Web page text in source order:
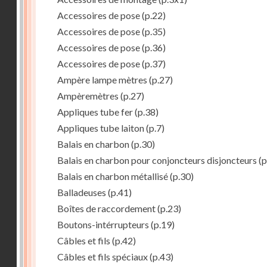
Accessoires de pose(p.22)
Accessoires de pose(p.35)
Accessoires de pose(p.36)
Accessoires de pose(p.37)
Ampère lampe mètres (p.27)
Ampèremètres (p.27)
Appliques tube fer(p.38)
Appliques tube laiton(p.7)
Balais en charbon(p.30)
Balais en charbon pour conjoncteurs disjoncteurs
Balais en charbon métallisé(p.30)
Balladeuses (p.41)
Boîtes de raccordement(p.23)
Boutons-intérrupteurs (p.19)
Câbles et fils (p.42)
Câbles et fils spéciaux(p.43)